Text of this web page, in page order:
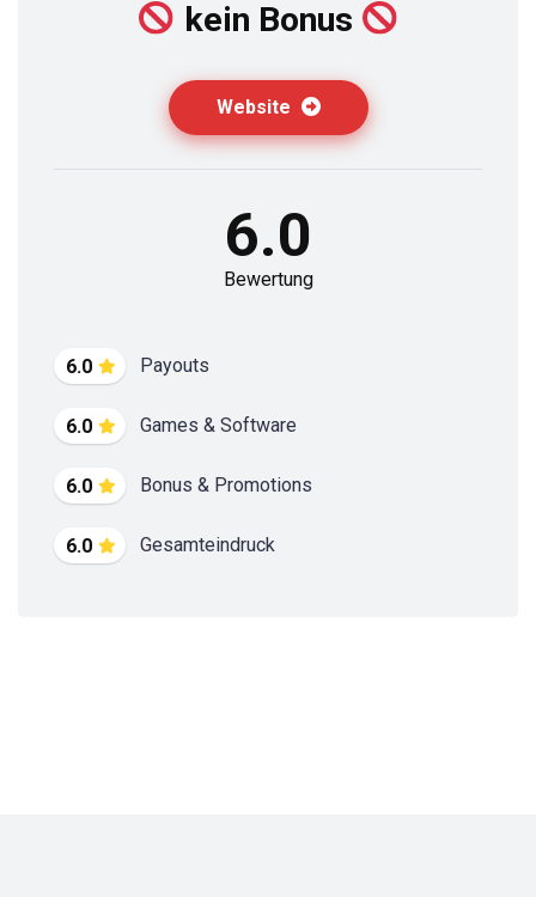
kein Bonus
Website
6.0 Payouts
6.0 Games & Software
6.0 Bonus & Promotions
6.0 Gesamteindruck
6.0
Bewertung